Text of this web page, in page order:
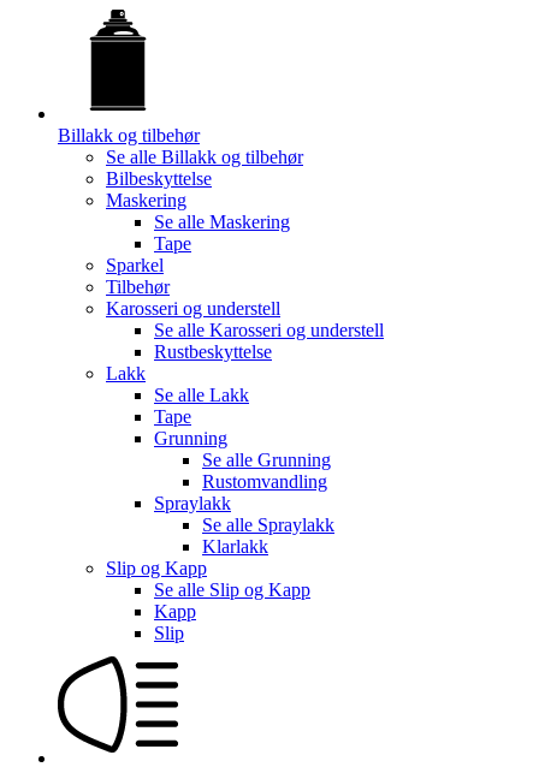
Billakk og tilbehør
Se alle Billakk og tilbehør
Bilbeskyttelse
Maskering
Se alle Maskering
Tape
Sparkel
Tilbehør
Karosseri og understell
Se alle Karosseri og understell
Rustbeskyttelse
Lakk
Se alle Lakk
Tape
Grunning
Se alle Grunning
Rustomvandling
Spraylakk
Se alle Spraylakk
Klarlakk
Slip og Kapp
Se alle Slip og Kapp
Kapp
Slip